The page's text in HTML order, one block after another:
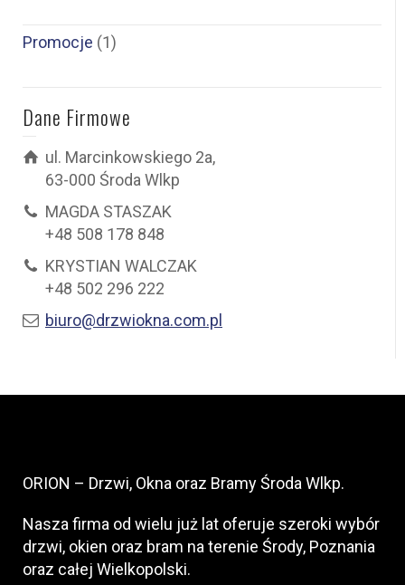
Promocje (1)
Dane Firmowe
ul. Marcinkowskiego 2a,
63-000 Środa Wlkp
MAGDA STASZAK
+48 508 178 848
KRYSTIAN WALCZAK
+48 502 296 222
biuro@drzwiokna.com.pl
ORION – Drzwi, Okna oraz Bramy Środa Wlkp.
Nasza firma od wielu już lat oferuje szeroki wybór
drzwi, okien oraz bram na terenie Środy, Poznania
oraz całej Wielkopolski.